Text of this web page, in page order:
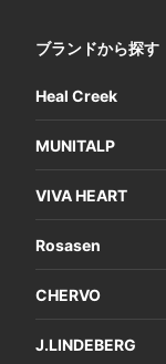
ブランドから探す
Heal Creek
MUNITALP
VIVA HEART
Rosasen
CHERVO
J.LINDEBERG